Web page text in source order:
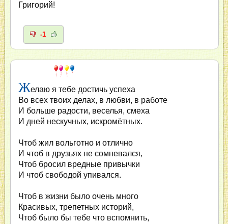
Григорий!
-1
Желаю я тебе достичь успеха
Во всех твоих делах, в любви, в работе
И больше радости, веселья, смеха
И дней нескучных, искромётных.
Чтоб жил вольготно и отлично
И чтоб в друзьях не сомневался,
Чтоб бросил вредные привычки
И чтоб свободой упивался.
Чтоб в жизни было очень много
Красивых, трепетных историй,
Чтоб было бы тебе что вспомнить,